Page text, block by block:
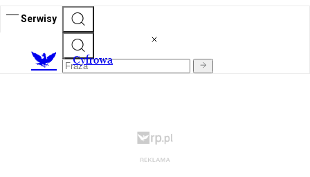
Serwisy
Cyfrowa